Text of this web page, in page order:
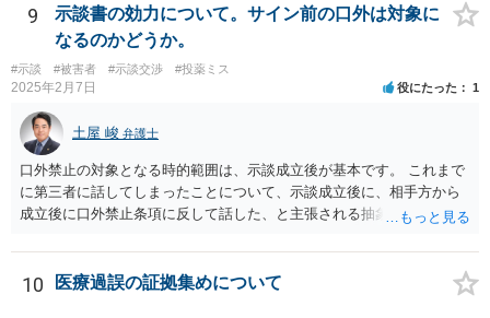
一般的には無料相談で確度の高い回答は得られないと思われます。 現
在の提案額で不満という場合、一般的には弁護士に依頼をして訴訟と
いう手続きをとったほうが、時間と手間はかかりますが、賠償額は多
くなる傾向にありますので、お近くの弁護士に依頼をするとよいと思
われます。
9
示談書の効力について。サイン前の口外は対象に
なるのかどうか。
#示談 #被害者 #示談交渉 #投薬ミス
2025年2月7日 役にたった 1
土屋 峻 弁護士
口外禁止の対象となる時的範囲は、示談成立後が基本です。 これまで
に第三者に話してしまったことについて、示談成立後に、相手方から
成立後に口外禁止条項に反して話した、と主張される抽象的な可能性
10 医療過誤の証拠集めについて